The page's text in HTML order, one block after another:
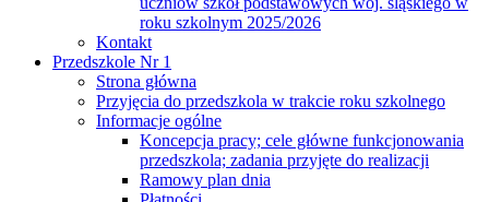
roku szkolnym 2025/2026
Kontakt
Przedszkole Nr 1
Strona główna
Przyjęcia do przedszkola w trakcie roku szkolnego
Informacje ogólne
Koncepcja pracy; cele główne funkcjonowania
przedszkola; zadania przyjęte do realizacji
Ramowy plan dnia